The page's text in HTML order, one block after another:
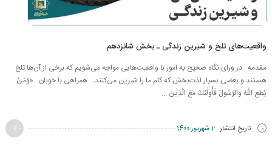
واقعیت‌های تلخ و شیرین زندگی ـ بخش شانزدهم
مقدمه در ورای نگاه صحیح به امور با واقعیت‌هایی مواجه می‌شویم که برخی از آن‌ها تلخ
هستند و بعضی بسیار لذت‌بخش که کام ما را شیرین می‌کنند. همراهی با خوبان «وَمَنْ
يُطِعِ اللَّهَ وَالرَّسُولَ فَأُولَٰئِكَ مَعَ الَّذِينَ ...
تاریخ انتشار 2 شهریور 1400